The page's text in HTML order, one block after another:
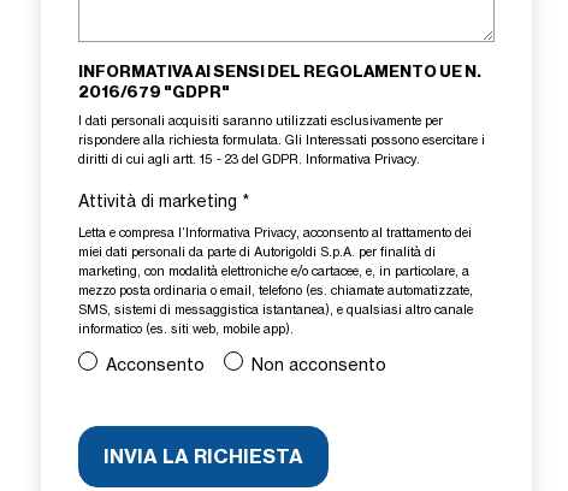
INFORMATIVA AI SENSI DEL REGOLAMENTO UE N.
2016/679 "GDPR"
I dati personali acquisiti saranno utilizzati esclusivamente per
rispondere alla richiesta formulata. Gli Interessati possono esercitare i
diritti di cui agli artt. 15 - 23 del GDPR.
Informativa Privacy.
Attività di marketing *
Letta e compresa l’ Informativa Privacy, acconsento al trattamento dei
miei dati personali da parte di Autorigoldi S.p.A. per finalità di
marketing, con modalità elettroniche e/o cartacee, e, in particolare, a
mezzo posta ordinaria o email, telefono (es. chiamate automatizzate,
SMS, sistemi di messaggistica istantanea), e qualsiasi altro canale
informatico (es. siti web, mobile app).
Acconsento Non acconsento